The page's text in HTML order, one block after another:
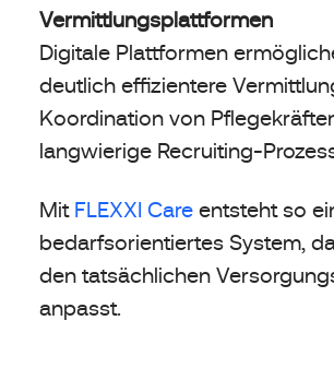
Vermittlungsplattformen
Digitale Plattformen
deutlich effizientere
Koordination von
langwierige Recruiting-
Mit FLEXXI Care entsteht so
bedarfsorientiertes System,
den tatsächlichen
anpasst.